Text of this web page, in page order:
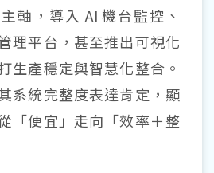
軸，導入 AI機台監控、
理平台，甚至推出可視化
生產穩定與智慧化整合。
系統完整度表達肯定，顯
「便宜」走向「效率＋整